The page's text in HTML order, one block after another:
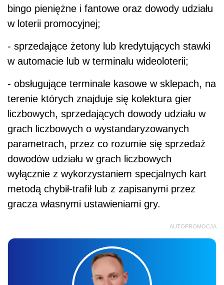
bingo pieniężne i fantowe oraz dowody udziału
w loterii promocyjnej;
- sprzedające żetony lub kredytujących stawki
w automacie lub w terminalu wideoloterii;
- obsługujące terminale kasowe w sklepach, na
terenie których znajduje się kolektura gier
liczbowych, sprzedających dowody udziału w
grach liczbowych o wystandaryzowanych
parametrach, przez co rozumie się sprzedaż
dowodów udziału w grach liczbowych
wyłącznie z wykorzystaniem specjalnych kart
metodą chybił-trafił lub z zapisanymi przez
gracza własnymi ustawieniami gry.
AUTOPROMOCJA